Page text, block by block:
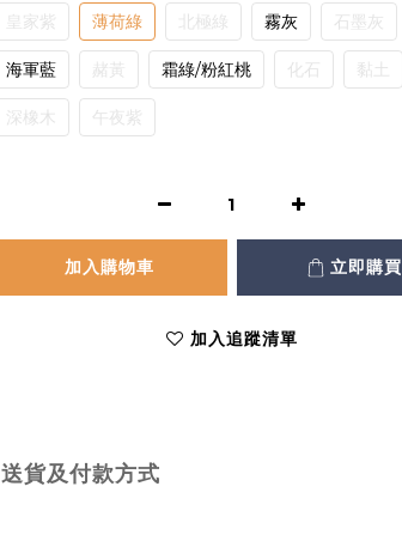
皇家紫 薄荷綠 北極綠 霧灰 石墨灰
海軍藍 赭黃 霜綠/粉紅桃 化石 黏土
深橡木 午夜紫
加入購物車 立即購買
加入追蹤清單
送貨及付款方式